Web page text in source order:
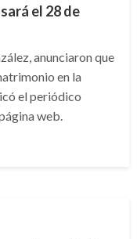
el 28 de
anunciaron que
en la
el periódico
web.